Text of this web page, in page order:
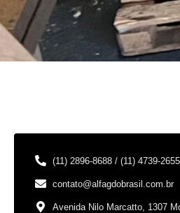
(11) 2896-8688 / (11) 4739-2655
contato@alfagdobrasil.com.br
Avenida Nilo Marcatto, 1307